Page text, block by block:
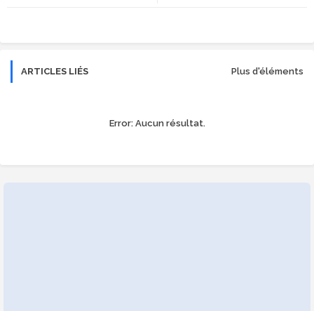
ARTICLES LIÉS Plus d'éléments
Error:Aucun résultat.